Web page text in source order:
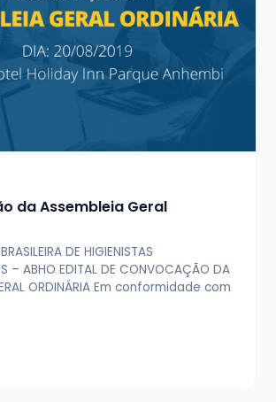
da Assembleia Geral
DE HIGIENISTAS
– ABHO EDITAL DE CONVOCAÇÃO DA
ORDINÁRIA Em conformidade com